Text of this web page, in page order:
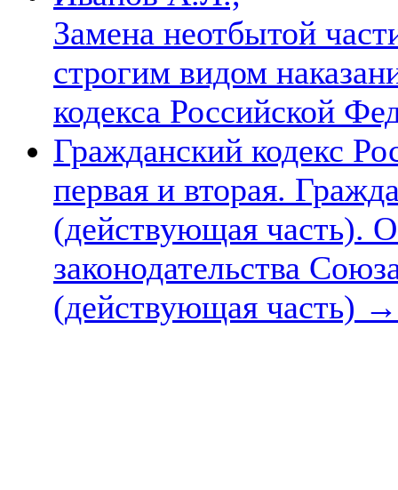
Замена неотбытой
строгим видом
кодекса Российской
Гражданский кодекс
первая и вторая.
(действующая часть).
законодательства
(действующая часть) →